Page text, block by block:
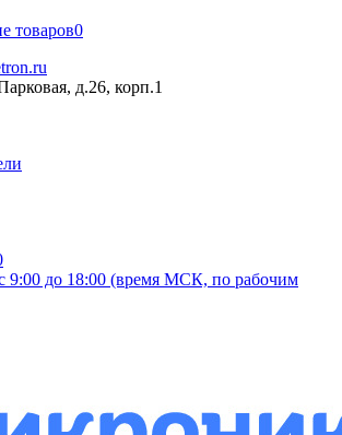
товаров0
д.26, корп.1
9:00 до 18:00 (время МСК, по рабочим